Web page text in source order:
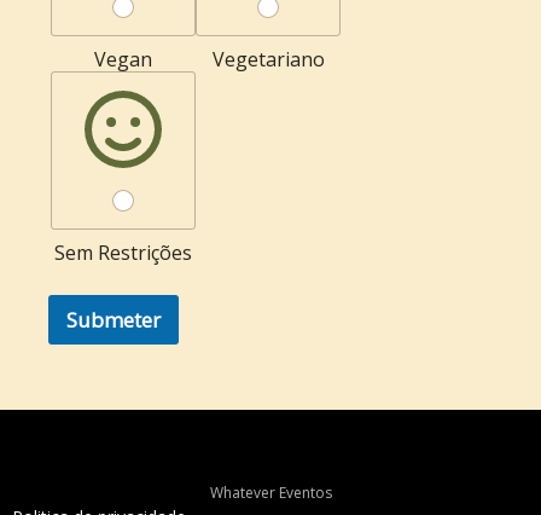
Vegan Vegetariano
Sem Restrições
Submeter
Whatever Eventos